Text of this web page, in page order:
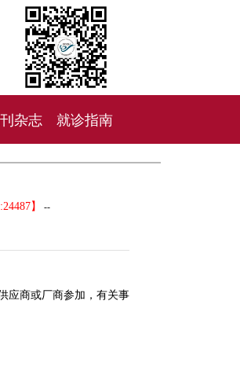
杂志 就诊指南
】 --
应商或厂商参加，有关事